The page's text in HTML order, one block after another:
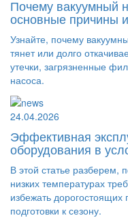
Почему вакуумный
основные причины
Узнайте, почему
тянет или долго
утечки, загрязненные
насоса.
24.04.2026
Эффективная
оборудования в
В этой статье разберем,
низких температурах
избежать дорогостоящих
подготовки к сезону.